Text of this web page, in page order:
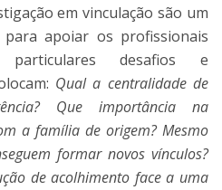
em vinculação são um
apoiar os profissionais
desafios e
Qual a centralidade de
Que importância na
a família de origem? Mesmo
formar novos vínculos?
de acolhimento face a uma